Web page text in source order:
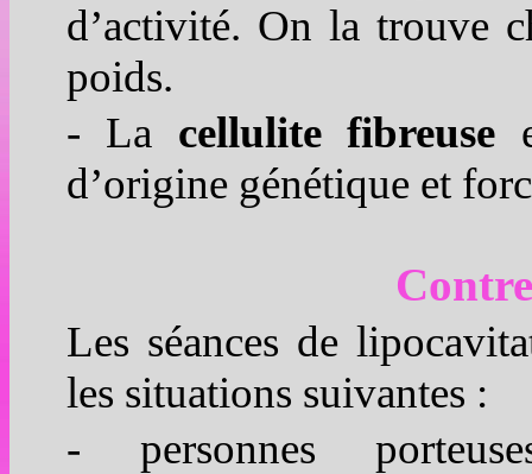
d’activité. On la trouve
poids.
- La cellulite fibreuse
d’origine génétique et
Les séances de
les situations suivantes :
- personnes